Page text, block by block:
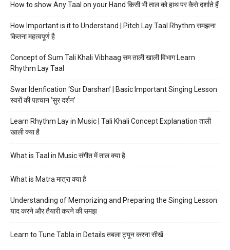
How to show Any Taal on your Hand किसी भी ताल को हाथ पर कैसे दर्शाते हैं
How Important is it to Understand | Pitch Lay Taal Rhythm समझना
कितना महत्वपूर्ण है
Concept of Sum Tali Khali Vibhaag सम ताली खाली विभाग Learn
Rhythm Lay Taal
Swar Idenfication ‘Sur Darshan’ | Basic Important Singing Lesson
स्वरों की पहचान ‘सुर दर्शन’
Learn Rhythm Lay in Music | Tali Khali Concept Explanation ताली
खाली क्या है
What is Taal in Music संगीत में ताल क्या है
What is Matra मात्रा क्या है
Understanding of Memorizing and Preparing the Singing Lesson
याद करने और तैयारी करने की समझ
Learn to Tune Tabla in Details तबला ट्यून करना सीखें